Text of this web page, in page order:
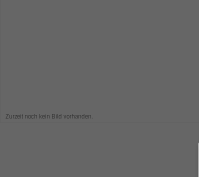
Zurzeit noch kein Bild vorhanden.